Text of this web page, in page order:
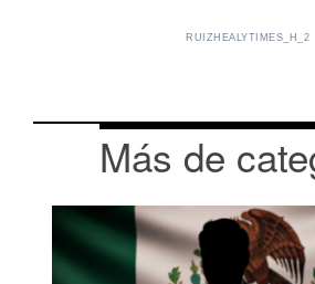
RUIZHEALYTIMES_H_2
Más de